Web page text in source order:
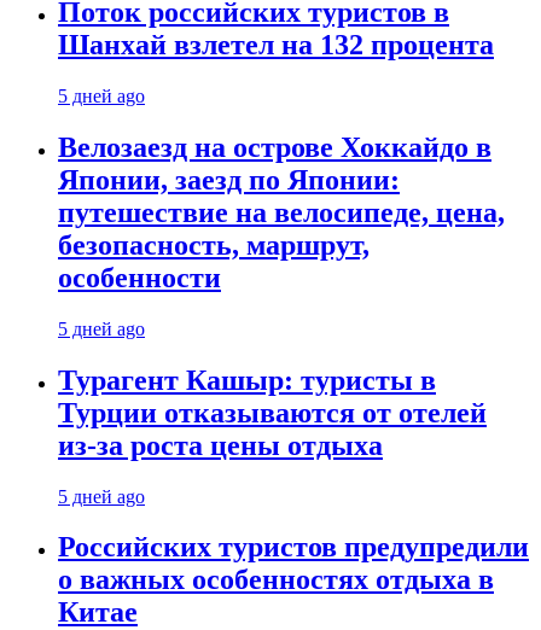
Поток российских туристов в
Шанхай взлетел на 132 процента
5 дней ago
Велозаезд на острове Хоккайдо в
Японии, заезд по Японии:
путешествие на велосипеде, цена,
безопасность, маршрут,
особенности
5 дней ago
Турагент Кашыр: туристы в
Турции отказываются от отелей
из-за роста цены отдыха
5 дней ago
Российских туристов предупредили
о важных особенностях отдыха в
Китае